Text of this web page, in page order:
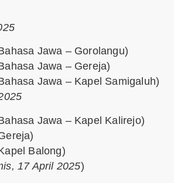
Jawa – Gorolangu)
Jawa – Gereja)
Jawa – Kapel Samigaluh)
Jawa – Kapel Kalirejo)
Balong)
17 April 2025)